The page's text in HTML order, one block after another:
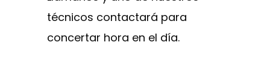
técnicos contactará para
concertar hora en el día.